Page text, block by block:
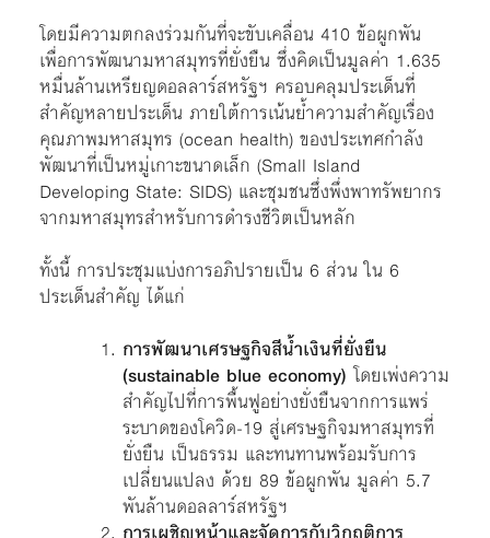
โดยมีความตกลงร่วมกันที่จะขับเคลื่อน 410 ข้อผูกพัน
เพื่อการพัฒนามหาสมุทรที่ยั่งยืน ซึ่งคิดเป็นมูลค่า 1.635
หมื่นล้านเหรียญดอลลาร์สหรัฐฯ ครอบคลุมประเด็นที่
สำคัญหลายประเด็น ภายใต้การเน้นย้ำความสำคัญเรื่อง
คุณภาพมหาสมุทร (ocean health) ของประเทศกำลัง
พัฒนาที่เป็นหมู่เกาะขนาดเล็ก (Small Island
Developing State: SIDS) และชุมชนซึ่งพึ่งพาทรัพยากร
จากมหาสมุทรสำหรับการดำรงชีวิตเป็นหลัก
ทั้งนี้ การประชุมแบ่งการอภิปรายเป็น 6 ส่วน ใน 6
ประเด็นสำคัญ ได้แก่
การพัฒนาเศรษฐกิจสีน้ำเงินที่ยั่งยืน
(sustainable blue economy)โดยเพ่งความ
สำคัญไปที่การพื้นฟูอย่างยั่งยืนจากการแพร่
ระบาดของโควิด-19 สู่เศรษฐกิจมหาสมุทรที่
ยั่งยืน เป็นธรรม และทนทานพร้อมรับการ
เปลี่ยนแปลง ด้วย 89 ข้อผูกพัน มูลค่า 5.7
พันล้านดอลลาร์สหรัฐฯ ​